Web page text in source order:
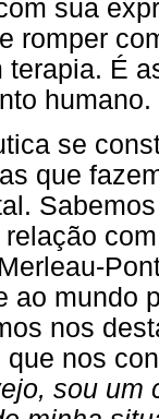
sua
romper
terapia. É
humano.
se
que
ao mundo
nos
que nos
sou um